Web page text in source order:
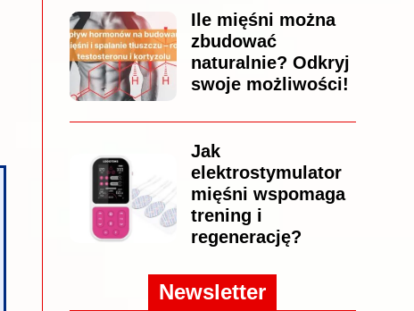
Ile mięśni można
zbudować
naturalnie? Odkryj
swoje możliwości!
Jak
elektrostymulator
mięśni wspomaga
trening i
regenerację?
Newsletter